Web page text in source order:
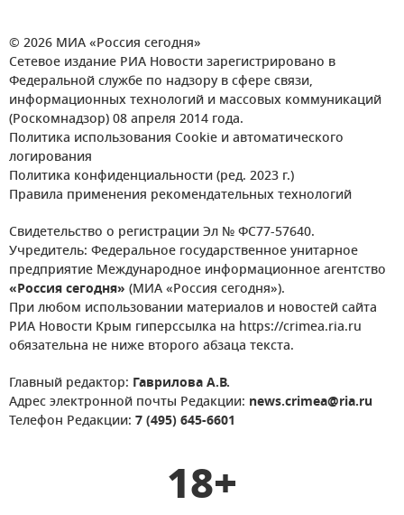
© 2026 МИА «Россия сегодня»
Сетевое издание РИА Новости зарегистрировано в
Федеральной службе по надзору в сфере связи,
информационных технологий и массовых коммуникаций
(Роскомнадзор) 08 апреля 2014 года.
Политика использования Cookie и автоматического
логирования
Политика конфиденциальности (ред. 2023 г.)
Правила применения рекомендательных технологий
Свидетельство о регистрации Эл № ФС77-57640.
Учредитель: Федеральное государственное унитарное
предприятие Международное информационное агентство
«Россия сегодня» (МИА «Россия сегодня»).
При любом использовании материалов и новостей сайта
РИА Новости Крым гиперссылка на https://crimea.ria.ru
обязательна не ниже второго абзаца текста.
Главный редактор: Гаврилова А.В.
Адрес электронной почты Редакции: news.crimea@ria.ru
Телефон Редакции: 7 (495) 645-6601
18+